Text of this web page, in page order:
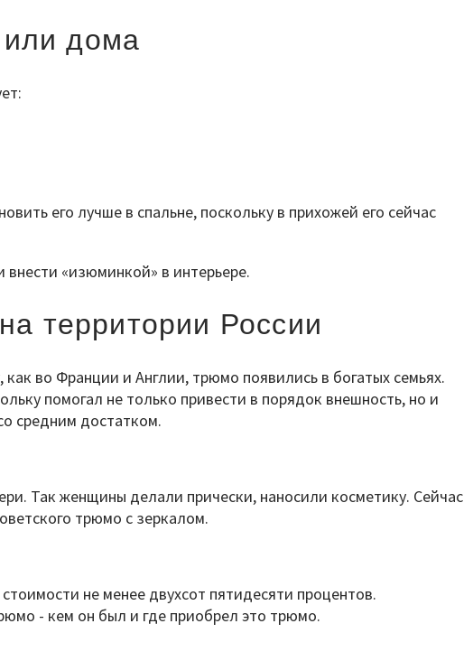
дома
его лучше в спальне, поскольку в прихожей его сейчас
«изюминкой» в интерьере.
территории России
во Франции и Англии, трюмо появились в богатых семьях.
помогал не только привести в порядок внешность, но и
средним достатком.
Так женщины делали прически, наносили косметику. Сейчас
трюмо с зеркалом.
не менее двухсот пятидесяти процентов.
- кем он был и где приобрел это трюмо.